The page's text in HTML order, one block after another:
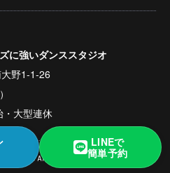
LINEで
簡単予約
に強いダンススタジオ
野1-1-26
大型連休
STUDIO All Rights Reserved.